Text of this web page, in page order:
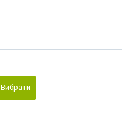
Вибрати